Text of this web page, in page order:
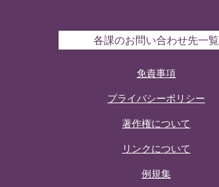
各課のお問い合わせ先一覧
免責事項
プライバシーポリシー
著作権について
リンクについて
例規集